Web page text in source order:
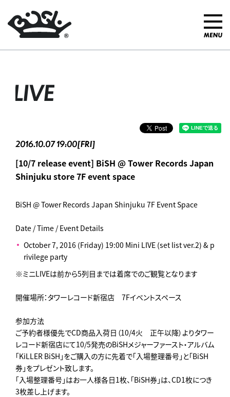
LIVE
2016.10.07 19:00[FRI]
[10/7 release event] BiSH @ Tower Records Japan
Shinjuku store 7F event space
BiSH @ Tower Records Japan Shinjuku 7F Event Space
Date / Time / Event Details
October 7, 2016 (Friday) 19:00 Mini LIVE (set list ver.2) & p
rivilege party
※ミニLIVEは前から5列目までは着席でのご観覧となります
開催場所：タワーレコード新宿店 7Fイベントスペース
参加方法
ご予約者様優先でCD商品入荷日（10/4火 正午以降）よりタワー
レコード新宿店にて10/5発売のBiSHメジャーファースト・アルバム
「KiLLER BiSH」をご購入の方に先着で「入場整理番号」と「BiSH
券」をプレゼント致します。
「入場整理番号」はお一人様各日1枚、「BiSH券」は、CD1枚につき
3枚差し上げます。